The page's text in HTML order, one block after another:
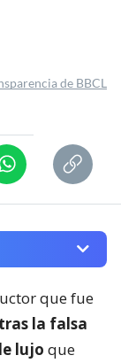
de BBCL
que fue
la falsa
lujo que